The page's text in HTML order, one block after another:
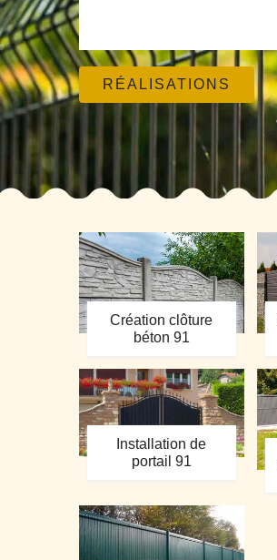
RÉALISATIONS
Création clôture
béton 91
Installation de
portail 91